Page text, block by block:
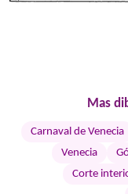
Mas
Carnaval de Venecia
Venecia
Corte